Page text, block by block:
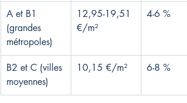
A et B1
(grandes
métropoles)
12,95-19,51
€/m²
4-6 %
B2 et C (villes
moyennes)
10,15 €/m² 6-8 %